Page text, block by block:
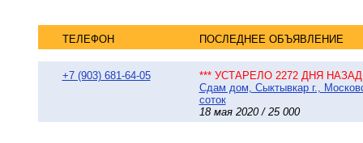
ТЕЛЕФОН ПОСЛЕДНЕЕ ОБЪЯВЛЕНИЕ
+7 (903) 681-64-05
*** УСТАРЕЛО 2272 ДНЯ НАЗАД
Сдам дом, Сыктывкар г.,
соток
18 мая 2020 / 25 000